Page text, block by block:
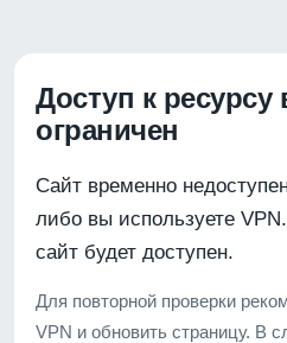
Доступ к ресурсу
ограничен
Сайт временно
либо вы используете
сайт будет доступен.
Для повторной проверки
VPN и обновить страницу. В